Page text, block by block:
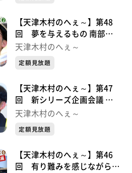
【天津木村のへぇ～】第48
回 夢を与えるもの 南部駒
シリーズ②
天津木村のへぇ～
定額見放題
【天津木村のへぇ～】第47
回 新シリーズ企画会議 岩
手の〇〇を探る
天津木村のへぇ～
定額見放題
【天津木村のへぇ～】第46
回 有り難みを感じながら…